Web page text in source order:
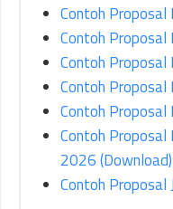
Contoh Proposal
Contoh Proposal
Contoh Proposal
Contoh Proposal
Contoh Proposal
Contoh
2026 (Download)
Contoh Proposal